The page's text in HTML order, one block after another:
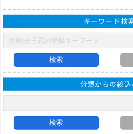
キーワード検
検索
分類からの絞込
検索